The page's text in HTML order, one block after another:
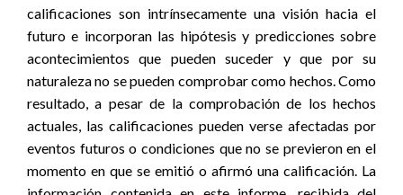
calificaciones son intrínsecamente una visión hacia el
futuro e incorporan las hipótesis y predicciones sobre
acontecimientos que pueden suceder y que por su
naturaleza no se pueden comprobar como hechos. Como
resultado, a pesar de la comprobación de los hechos
actuales, las calificaciones pueden verse afectadas por
eventos futuros o condiciones que no se previeron en el
momento en que se emitió o afirmó una calificación. La